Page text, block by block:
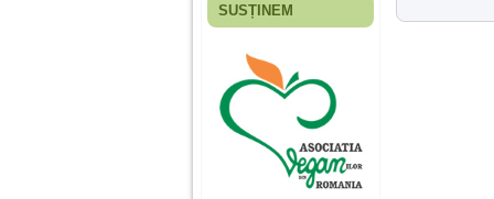
Fiica mea s-a nascut
ani, privind in urma
realizez cat de multe
greseli am facut in
educatia si cresterea
ei, am fost o mama
egoista, preocupata
de implinirea
profesionala, cand ea
era mica am neglijat-
SUSȚINEM